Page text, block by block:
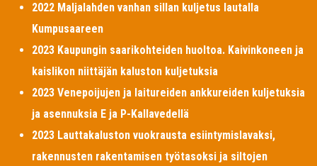
2022 Maljalahden vanhan sillan kuljetus lautalla
Kumpusaareen
2023 Kaupungin saarikohteiden huoltoa. Kaivinkoneen ja
kaislikon niittäjän kaluston kuljetuksia
2023 Venepoijujen ja laitureiden ankkureiden kuljetuksia
ja asennuksia E ja P-Kallavedellä
2023 Lauttakaluston vuokrausta esiintymislavaksi,
rakennusten rakentamisen työtasoksi ja siltojen